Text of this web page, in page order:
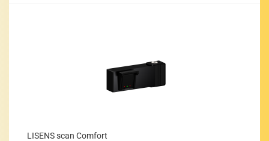
LI­SENS scan Com­fort